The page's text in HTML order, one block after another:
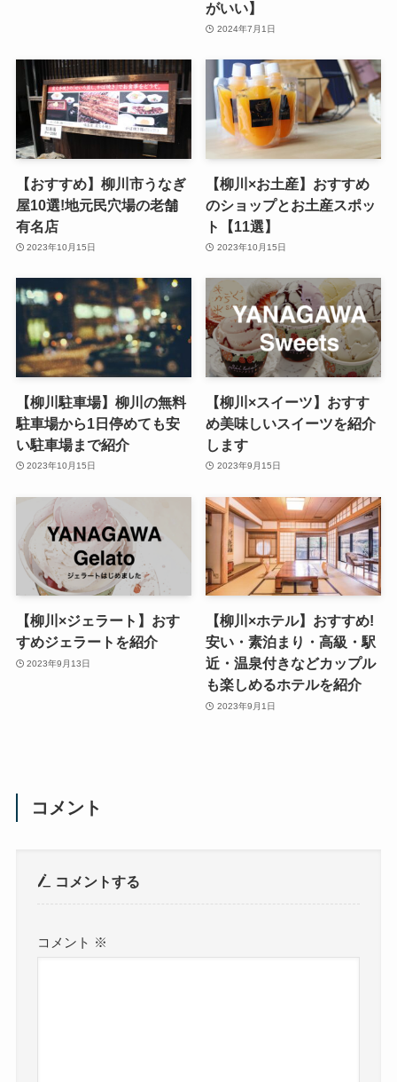
がいい】
2024年7月1日
【おすすめ】柳川市うなぎ
屋10選!地元民穴場の老舗
有名店
2023年10月15日
【柳川×お土産】おすすめ
のショップとお土産スポッ
ト【11選】
2023年10月15日
【柳川駐車場】柳川の無料
駐車場から1日停めても安
い駐車場まで紹介
2023年10月15日
【柳川×スイーツ】おすす
め美味しいスイーツを紹介
します
2023年9月15日
【柳川×ジェラート】おす
すめジェラートを紹介
2023年9月13日
【柳川×ホテル】おすすめ!
安い・素泊まり・高級・駅
近・温泉付きなどカップル
も楽しめるホテルを紹介
2023年9月1日
コメント
コメントする
コメント ※